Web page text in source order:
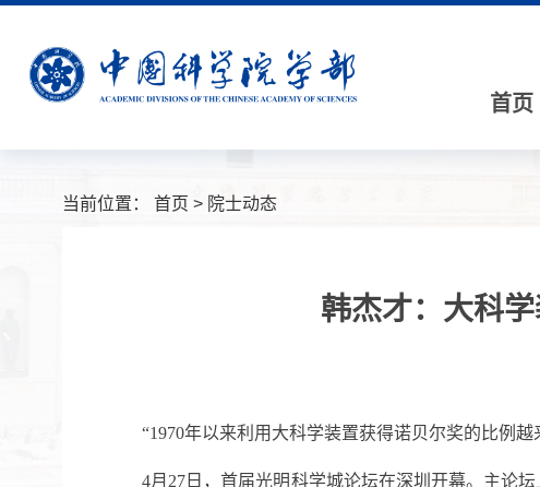
首页
当前位置： 首页 > 院士动态
韩杰才：大科
“1970年以来利用大科学装置获得诺贝尔奖的比例
4月27日，首届光明科学城论坛在深圳开幕。主论